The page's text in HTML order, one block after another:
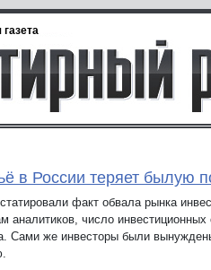
в России теряет былую
факт обвала рынка
аналитиков, число
Сами же инвесторы были